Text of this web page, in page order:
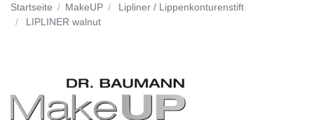
Startseite MakeUP
Lipliner / Lippenkonturenstift
LIPLINER walnut